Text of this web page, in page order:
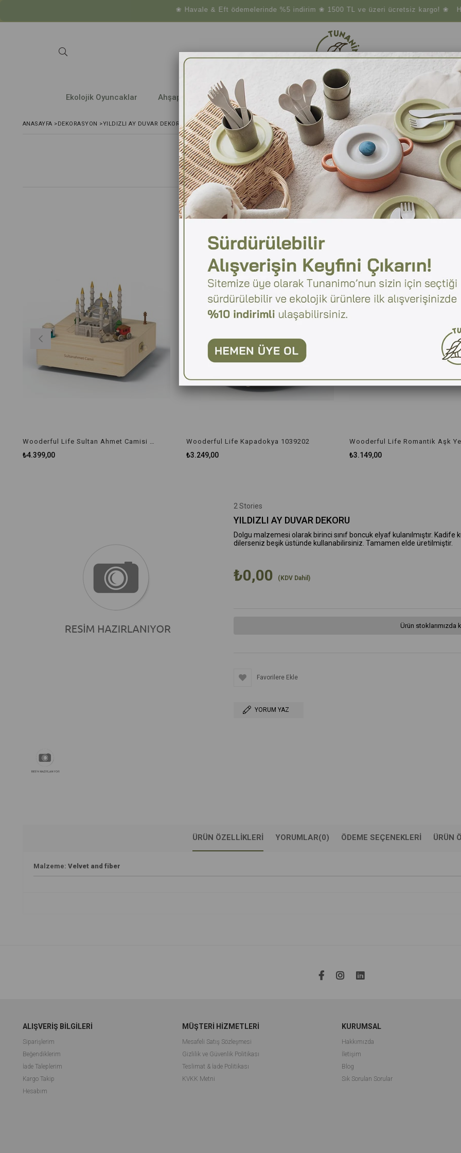
❀ Havale & Eft ödemelerinde %5 indirim ❀ 1500 TL ve üzeri ücretsiz kargo! ❀
Ekolojik Oyuncaklar Ahşap Araç ve Gereçler Atıksız Yaşam Doğal Temizlik Doğal Gıdalar
ANASAYFA >DEKORASYON >YILDIZLI AY DUVAR DEKORU
Benzer Ürünler
Wooderful Life Sultan Ahmet Camisi 1039201
₺4.399,00
Wooderful Life Kapadokya 1039202
₺3.249,00 ₺3.149,00
2 Stories
YILDIZLI AY DUVAR DEKORU
Dolgu malzemesi olarak birinci sınıf boncuk elyaf kulanılmıştır.
dilerseniz beşik üstünde kullanabilirsiniz. Tamamen elde üretilmiştir.
₺0,00 (KDV Dahil)
Ürün stoklarımızda
Favorilere Ekle
YORUM YAZ
ÜRÜN ÖZELLIKLERI YORUMLAR(0) ÖDEME SEÇENEKLERI ÜRÜN
Malzeme: Velvet and fiber
ALIŞVERİŞ BİLGİLERİ
Siparişlerim
Beğendiklerim
İade Taleplerim
Kargo Takip
Hesabım
MÜŞTERİ HİZMETLERİ
Mesafeli Satış Sözleşmesi
Gizlilik ve Güvenlik Politikası
Teslimat & İade Politikası
KVKK Metni
KURUMSAL
Hakkımızda
İletişim
Blog
Sık Sorulan Sorular